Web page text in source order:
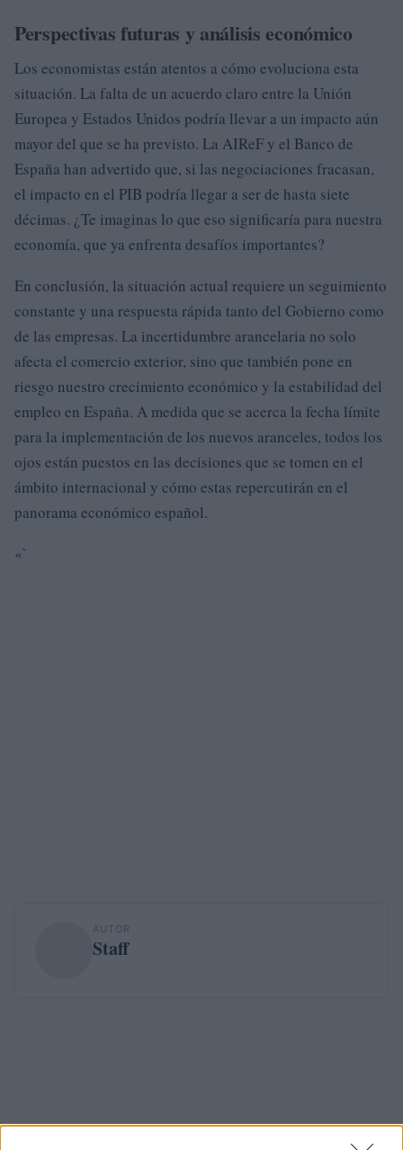
Perspectivas futuras y análisis económico
Los economistas están atentos a cómo evoluciona esta
situación. La falta de un acuerdo claro entre la Unión
Europea y Estados Unidos podría llevar a un impacto aún
mayor del que se ha previsto. La AIReF y el Banco de
España han advertido que, si las negociaciones fracasan,
el impacto en el PIB podría llegar a ser de hasta siete
décimas. ¿Te imaginas lo que eso significaría para nuestra
economía, que ya enfrenta desafíos importantes?
En conclusión, la situación actual requiere un seguimiento
constante y una respuesta rápida tanto del Gobierno como
de las empresas. La incertidumbre arancelaria no solo
afecta el comercio exterior, sino que también pone en
riesgo nuestro crecimiento económico y la estabilidad del
empleo en España. A medida que se acerca la fecha límite
para la implementación de los nuevos aranceles, todos los
ojos están puestos en las decisiones que se tomen en el
ámbito internacional y cómo estas repercutirán en el
panorama económico español.
«`
AUTOR
Staff